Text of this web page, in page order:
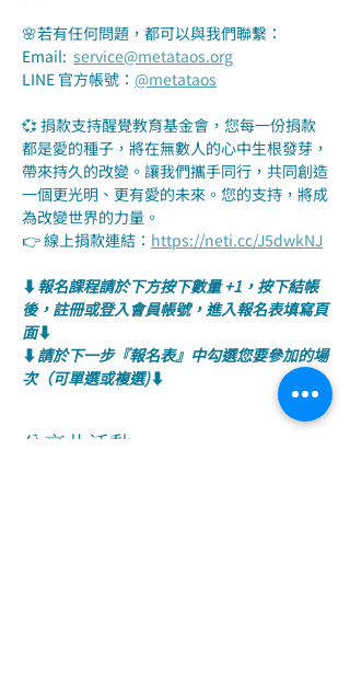
🌸若有任何問題，都可以與我們聯繫：
Email: service@metataos.org
LINE 官方帳號： @metataos
💞 捐款支持醒覺教育基金會，您每一份捐款
都是愛的種子，將在無數人的心中生根發芽，
帶來持久的改變。讓我們攜手同行，共同創造
一個更光明、更有愛的未來。您的支持，將成
為改變世界的力量。
👉 線上捐款連結： https://neti.cc/J5dwkNJ
⬇️報名課程請於下方按下數量 +1，按下結帳
後，註冊或登入會員帳號，進入報名表填寫頁
面⬇️
⬇️請於下一步『報名表』中勾選您要參加的場
次（可單選或複選)⬇️
分享此活動